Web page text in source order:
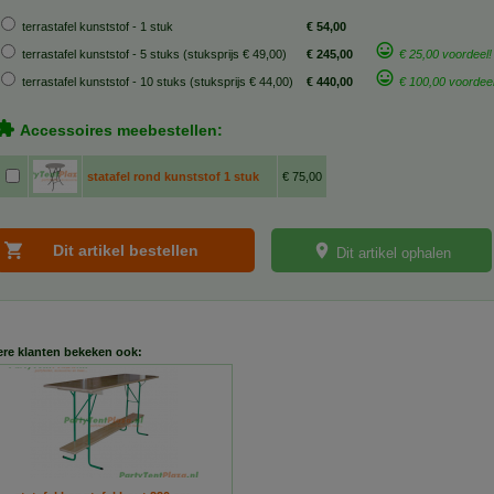
terrastafel kunststof - 1 stuk € 54,00
terrastafel kunststof - 5 stuks (stuksprijs € 49,00) € 245,00 € 25,00 voordeel!
terrastafel kunststof - 10 stuks (stuksprijs € 44,00) € 440,00 € 100,00
Accessoires meebestellen:
statafel rond kunststof 1 stuk € 75,00
Dit artikel ophalen
klanten bekeken ook: